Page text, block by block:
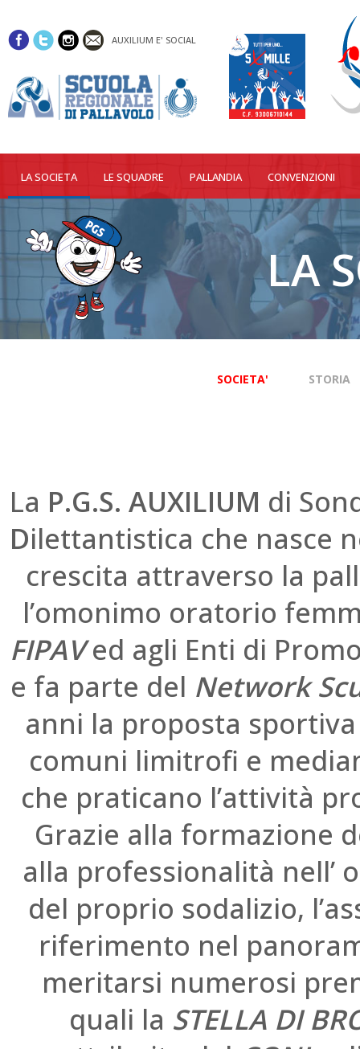
AUXILIUM E' SOCIAL
LA SOCIETA LE SQUADRE PALLANDIA CONVENZIONI
LA
SOCIETA' STORIA
La P.G.S. AUXILIUM di
Dilettantistica che nasce
crescita attraverso la
l’omonimo oratorio
FIPAVed agli Enti di
e fa parte del Network
anni la proposta
comuni limitrofi e
che praticano l’attività
Grazie alla formazione
alla professionalità nell’
del proprio sodalizio,
riferimento nel
meritarsi numerosi
quali la STELLA DI